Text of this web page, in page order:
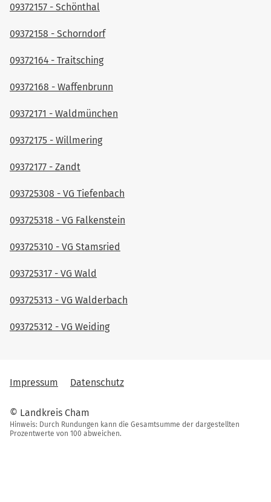
09372157 - Schönthal
09372158 - Schorndorf
09372164 - Traitsching
09372168 - Waffenbrunn
09372171 - Waldmünchen
09372175 - Willmering
09372177 - Zandt
093725308 - VG Tiefenbach
093725318 - VG Falkenstein
093725310 - VG Stamsried
093725317 - VG Wald
093725313 - VG Walderbach
093725312 - VG Weiding
Impressum Datenschutz
© Landkreis Cham
Hinweis: Durch Rundungen kann die Gesamtsumme der dargestellten
Prozentwerte von 100 abweichen.